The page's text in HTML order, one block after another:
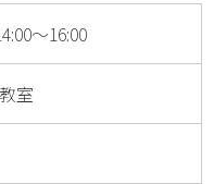
～16:00
室